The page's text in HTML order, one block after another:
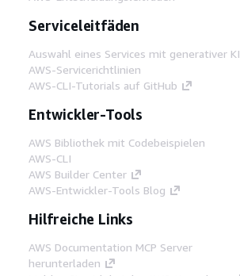
Serviceleitfäden
Auswahl eines Services mit generativer KI
AWS-Servicerichtlinien
AWS-CLI-Tutorials auf GitHub
Entwickler-Tools
AWS Bibliothek mit Codebeispielen
AWS-CLI
AWS Builder Center
AWS-Entwickler-Tools Blog
Hilfreiche Links
AWS Documentation MCP Server
herunterladen